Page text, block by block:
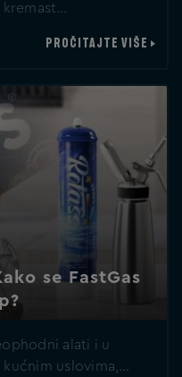
PROČITAJTE VIŠE
se FastGas
alati i u
uslovima,…